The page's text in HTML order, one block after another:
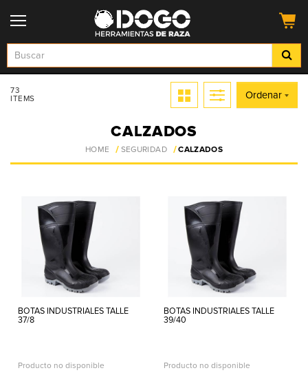
CALZADOS
HOME SEGURIDAD CALZADOS
73
ITEMS
Ordenar
BOTAS INDUSTRIALES TALLE
37/8
Producto no disponible
BOTAS INDUSTRIALES TALLE
39/40
Producto no disponible